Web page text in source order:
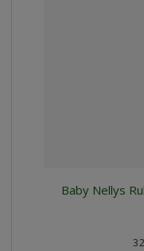
Baby Nellys